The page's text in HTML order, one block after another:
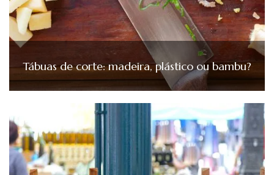
Tábuas de corte: madeira, plástico ou bambu?